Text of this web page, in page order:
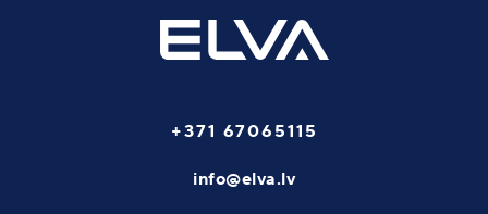
+371 67065115
info@elva.lv